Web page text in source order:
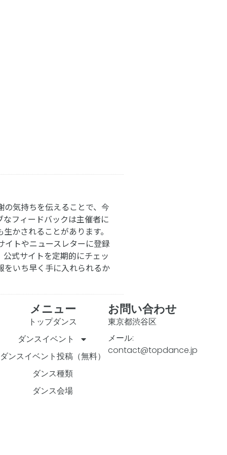
気持ちを伝えることで、今
フィードバックは主催者に
かされることがあります。
トやニュースレターに登録
式サイトを定期的にチェッ
をいち早く手に入れられるか
メニュー
トップダンス
ダンスイベント
ダンスイベント投稿（無料）
ダンス種類
ダンス会場
お問い合わせ
東京都渋谷区
メール:
contact@topdance.jp